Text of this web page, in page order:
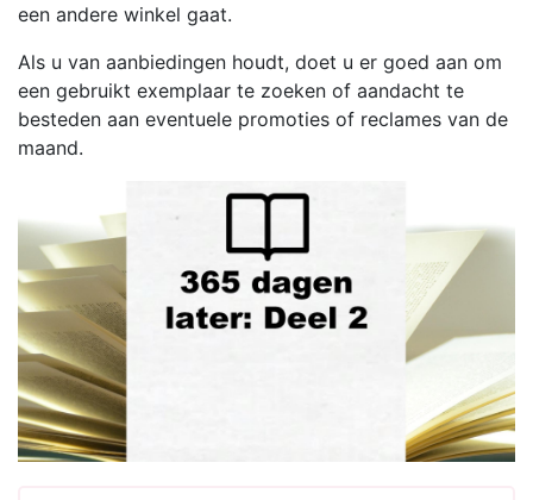
een andere winkel gaat.
Als u van aanbiedingen houdt, doet u er goed aan om
een gebruikt exemplaar te zoeken of aandacht te
besteden aan eventuele promoties of reclames van de
maand.